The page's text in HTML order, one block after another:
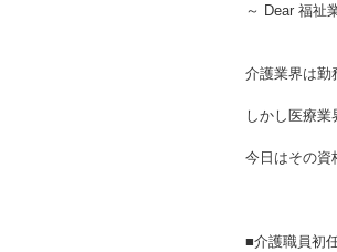
～ Dear 福祉
介護業界は勤
しかし医療業
今日はその資
■介護職員初